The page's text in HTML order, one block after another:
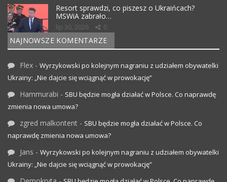
Resort sprawdzi, co piszesz o Ukraińcach?
MSWiA zabrało…
lip 30, 2026 0
NAJNOWSZE KOMENTARZE
Flex - Wyrzykowski po kolejnym nagraniu z udziałem obywatelki
Ukrainy: „Nie dajcie się wciągnąć w prowokację”
Hammurabi - SBU będzie mogła działać w Polsce. Co naprawdę
zmienia nowa umowa?
zgred malkontent - SBU będzie mogła działać w Polsce. Co
naprawdę zmienia nowa umowa?
Jans - Wyrzykowski po kolejnym nagraniu z udziałem obywatelki
Ukrainy: „Nie dajcie się wciągnąć w prowokację”